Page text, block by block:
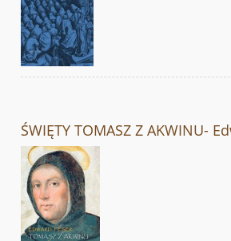
ŚWIĘTY TOMASZ Z AKWINU-